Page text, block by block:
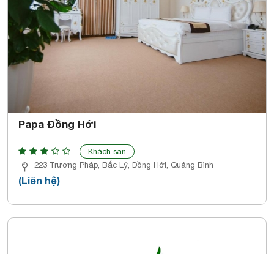
Papa Đồng Hới
Khách sạn
223 Trương Pháp, Bắc Lý, Đồng Hới, Quảng Bình
(Liên hệ)